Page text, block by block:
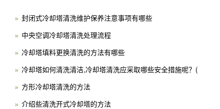
封闭式冷却塔清洗维护保养注意事项有哪些
中央空调冷却塔清洗处理流程
冷却塔填料更换清洗的方法有哪些
冷却塔如何清洗清洁,冷却塔清洗应采取哪些安全措施呢？(
方形冷却塔清洗的方法
介绍些清洗开式冷却塔的方法